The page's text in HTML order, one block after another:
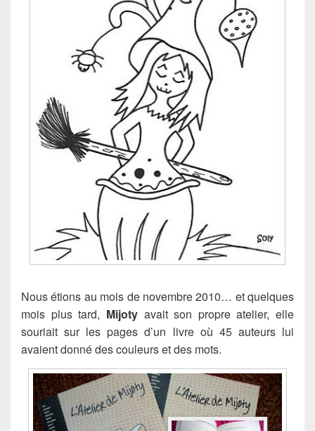
Nous étions au mois de novembre 2010… et quelques
mois plus tard, Mijotyavait son propre atelier, elle
souriait sur les pages d’un livre où 45 auteurs lui
avaient donné des couleurs et des mots.